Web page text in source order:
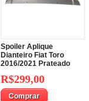
Spoiler Aplique
Dianteiro Fiat Toro
2016/2021 Prateado
R$299,00
Comprar